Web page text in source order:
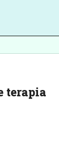
terapia